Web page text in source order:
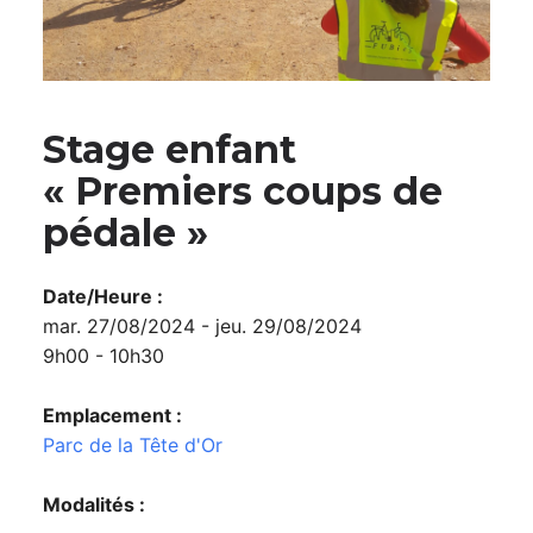
Stage enfant
« Premiers coups de
pédale »
Date/Heure :
mar. 27/08/2024 - jeu. 29/08/2024
9h00 - 10h30
Emplacement :
Parc de la Tête d'Or
Modalités :